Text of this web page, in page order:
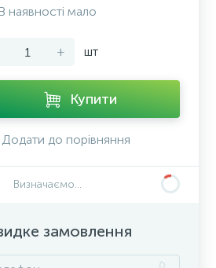
В наявності мало
+ шт
Купити
Додати до порівняння
Визначаємо...
замовлення